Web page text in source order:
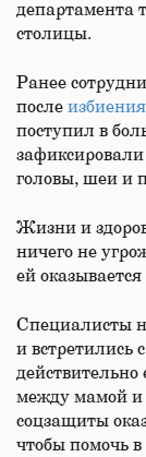
департамента
столицы.
Ранее
после
поступил в
головы, шеи и
Жизни и
ничего не
ей
Специалисты
и встретились
между мамой и
соцзащиты
чтобы помочь